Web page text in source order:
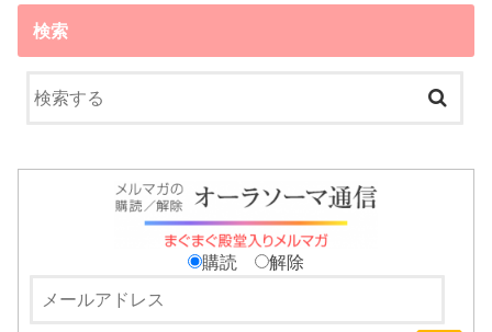
検索
購読 解除